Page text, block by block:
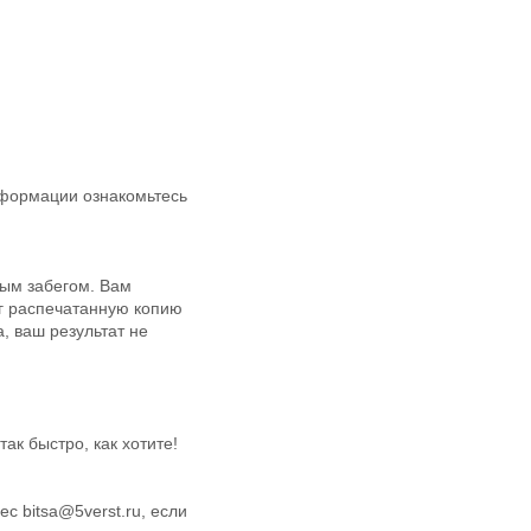
ознакомьтесь
забегом. Вам
распечатанную копию
ваш результат не
быстро, как хотите!
bitsa@5verst.ru, если